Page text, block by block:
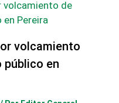
volcamiento
público en